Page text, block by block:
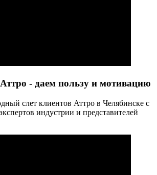
- даем пользу и мотивацию
слет клиентов Аттро в Челябинске с
индустрии и представителей